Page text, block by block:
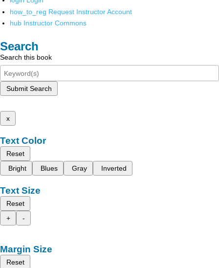
how_to_reg Request Instructor Account
hub Instructor Commons
Search
Search this book
Submit Search
x
Text Color
Reset
Bright
Blues Gray Inverted
Text Size
Reset
+
-
Margin Size
Reset